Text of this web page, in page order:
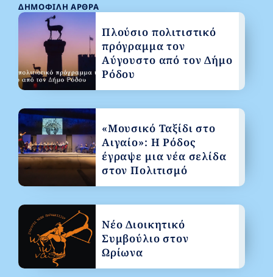
ΔΗΜΟΦΙΛΉ ΆΡΘΡΑ
Πλούσιο πολιτιστικό
πρόγραμμα τον
Αύγουστο από τον Δήμο
Ρόδου
«Μουσικό Ταξίδι στο
Αιγαίο»: Η Ρόδος
έγραψε μια νέα σελίδα
στον Πολιτισμό
Νέο Διοικητικό
Συμβούλιο στον
Ωρίωνα